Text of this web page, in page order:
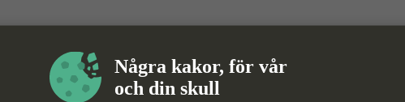
Några kakor, för vår
och din skull